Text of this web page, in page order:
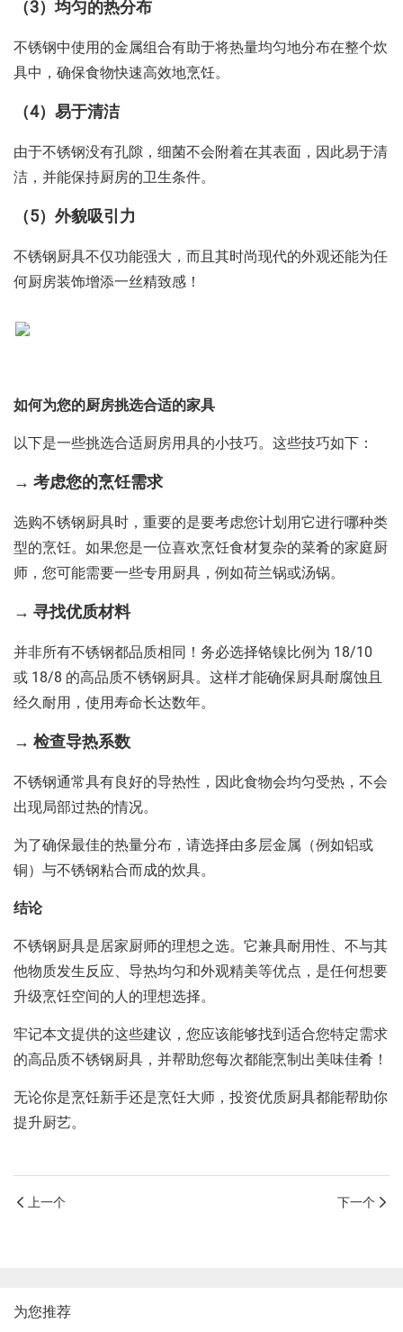
（3）均匀的热分布
不锈钢中使用的金属组合有助于将热量均匀地分布在整个炊
具中，确保食物快速高效地烹饪。
（4）易于清洁
由于不锈钢没有孔隙，细菌不会附着在其表面，因此易于清
洁，并能保持厨房的卫生条件。
（5）外貌吸引力
不锈钢厨具不仅功能强大，而且其时尚现代的外观还能为任
何厨房装饰增添一丝精致感！
如何为您的厨房挑选合适的家具
以下是一些挑选合适厨房用具的小技巧。这些技巧如下：
→ 考虑您的烹饪需求
选购不锈钢厨具时，重要的是要考虑您计划用它进行哪种类
型的烹饪。如果您是一位喜欢烹饪食材复杂的菜肴的家庭厨
师，您可能需要一些专用厨具，例如荷兰锅或汤锅。
→ 寻找优质材料
并非所有不锈钢都品质相同！务必选择铬镍比例为 18/10
或 18/8 的高品质不锈钢厨具。这样才能确保厨具耐腐蚀且
经久耐用，使用寿命长达数年。
→ 检查导热系数
不锈钢通常具有良好的导热性，因此食物会均匀受热，不会
出现局部过热的情况。
为了确保最佳的热量分布，请选择由多层金属（例如铝或
铜）与不锈钢粘合而成的炊具。
结论
不锈钢厨具是居家厨师的理想之选。它兼具耐用性、不与其
他物质发生反应、导热均匀和外观精美等优点，是任何想要
升级烹饪空间的人的理想选择。
牢记本文提供的这些建议，您应该能够找到适合您特定需求
的高品质不锈钢厨具，并帮助您每次都能烹制出美味佳肴！
无论你是烹饪新手还是烹饪大师，投资优质厨具都能帮助你
提升厨艺。
上一个 下一个
为您推荐